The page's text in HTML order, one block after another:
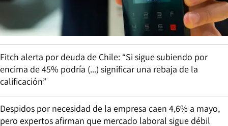
Fitch alerta por deuda de Chile: “Si sigue subiendo por
encima de 45% podría (...) significar una rebaja de la
calificación”
Despidos por necesidad de la empresa caen 4,6% a mayo,
pero expertos afirman que mercado laboral sigue débil